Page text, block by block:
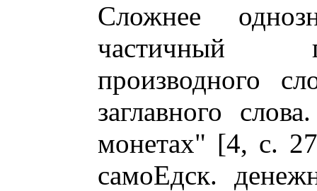
Сложнее
частичный
производного
заглавного
монетах" [4, с.
самоЕдск.